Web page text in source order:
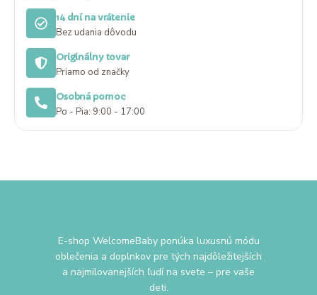
14 dní na vrátenie
Bez udania dôvodu
Originálny tovar
Priamo od značky
Osobná pomoc
Po - Pia: 9:00 - 17:00
E-shop WelcomeBaby ponúka luxusnú módu
oblečenia a doplnkov pre tých najdôležitejších
a najmilovanejších ľudí na svete – pre vaše
deti.